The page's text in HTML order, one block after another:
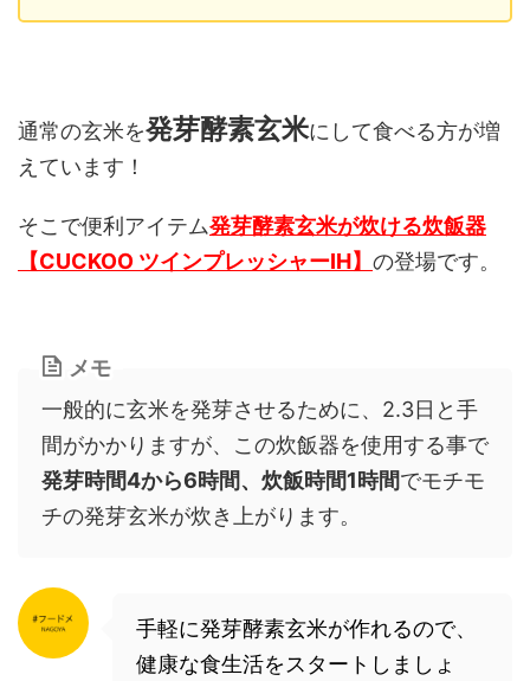
通常の玄米を発芽酵素玄米にして食べる方が増
えています！
そこで便利アイテム発芽酵素玄米が炊ける炊飯器
【CUCKOO ツインプレッシャーIH】 の登場です。
メモ
一般的に玄米を発芽させるために、2.3日と手
間がかかりますが、この炊飯器を使用する事で
発芽時間4から6時間、炊飯時間1時間でモチモ
チの発芽玄米が炊き上がります。
手軽に発芽酵素玄米が作れるので、
健康な食生活をスタートしましょ